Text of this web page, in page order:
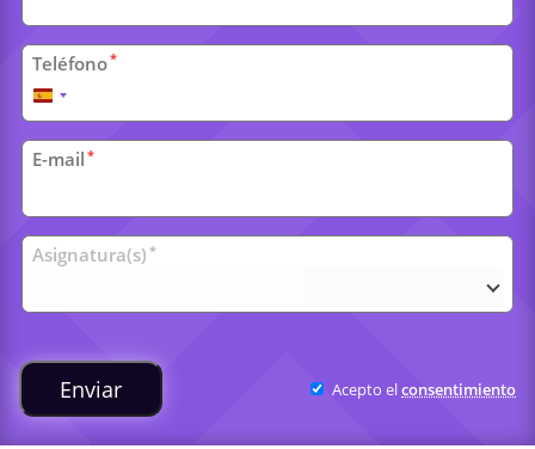
Teléfono*
España
+34
E-mail *
Clases
universitarias
Asignatura(s) *
Enviar Acepto elconsentimiento